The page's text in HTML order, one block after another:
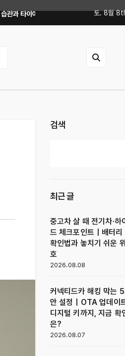
｜주유비가 달라지는 핵심은? 전기
토. 8월
검색
최근 글
중고차 살 때 전기차·하
드 체크포인트｜배터리
확인법과 놓치기 쉬운
호
2026.08.08
커넥티드카 해킹 막는
안 설정｜OTA 업데이
디지털 키까지, 지금 확
은?
2026.08.07